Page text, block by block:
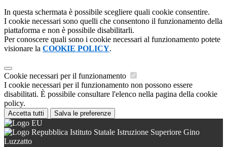
In questa schermata è possibile scegliere quali cookie consentire.
I cookie necessari sono quelli che consentono il funzionamento della
piattaforma e non è possibile disabilitarli.
Per conoscere quali sono i cookie necessari al funzionamento potete
visionare la COOKIE POLICY.
Cookie necessari per il funzionamento
I cookie necessari per il funzionamento non possono essere
disabilitati. È possibile consultare l'elenco nella pagina della cookie
policy.
Accetta tutti Salva le preferenze
Istituto Statale Istruzione Superiore Gino
Luzzatto